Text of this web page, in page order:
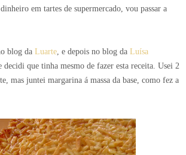
em tartes de supermercado, vou passar a
blog da Luarte , e depois no blog da Luísa
decidi que tinha mesmo de fazer esta receita. Usei 2
mas juntei margarina á massa da base, como fez a